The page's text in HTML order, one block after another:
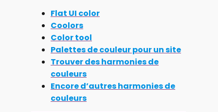
Flat UI color
Coolors
Color tool
Palettes de couleur pour un site
Trouver des harmonies de
couleurs
Encore d’autres harmonies de
couleurs